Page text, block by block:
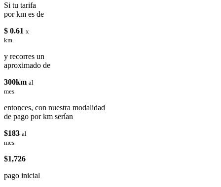
Si tu tarifa
por km es de
$ 0.61 x
km
y recorres un
aproximado de
300km al
mes
entonces, con nuestra modalidad
de pago por km serían
$183 al
mes
$1,726
pago inicial